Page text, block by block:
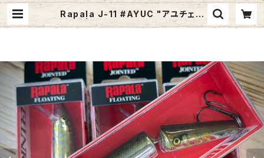
Rapala J-11 #AYUC "アユチェイ
サー" | Fishing Tackle BLUE M